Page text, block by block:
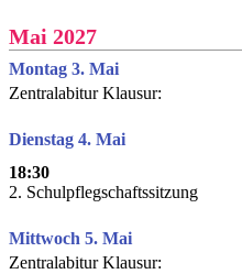
Mai 2027
Montag 3. Mai
Zentralabitur Klausur:
Dienstag 4. Mai
18:30
2. Schulpflegschaftssitzung
Mittwoch 5. Mai
Zentralabitur Klausur: